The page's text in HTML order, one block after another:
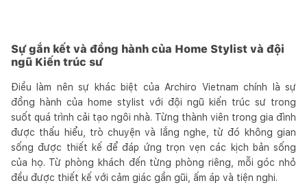
Sự gắn kết và đồng hành của Home Stylist và đội
ngũ Kiến trúc sư
Điều làm nên sự khác biệt của Archiro Vietnam chính là sự
đồng hành của home stylist với đội ngũ kiến trúc sư trong
suốt quá trình cải tạo ngôi nhà. Từng thành viên trong gia đình
được thấu hiểu, trò chuyện và lắng nghe, từ đó không gian
sống được thiết kế để đáp ứng trọn vẹn các kịch bản sống
của họ. Từ phòng khách đến từng phòng riêng, mỗi góc nhỏ
đều được thiết kế với cảm giác gần gũi, ấm áp và tiện nghi.